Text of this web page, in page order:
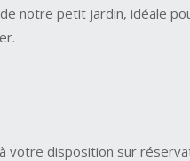
notre petit jardin, idéale
votre disposition sur